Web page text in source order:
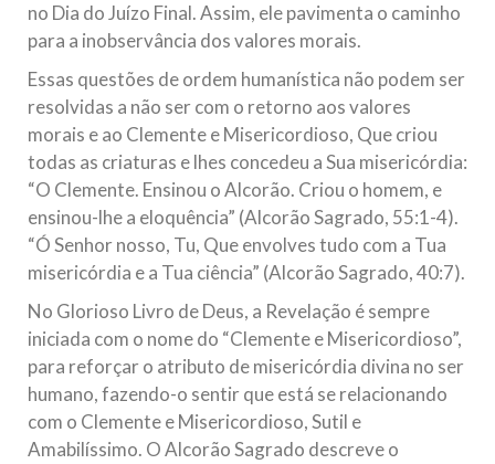
no Dia do Juízo Final. Assim, ele pavimenta o caminho
para a inobservância dos valores morais.
Essas questões de ordem humanística não podem ser
resolvidas a não ser com o retorno aos valores
morais e ao Clemente e Misericordioso, Que criou
todas as criaturas e lhes concedeu a Sua misericórdia:
“O Clemente. Ensinou o Alcorão. Criou o homem, e
ensinou-lhe a eloquência” (Alcorão Sagrado, 55:1-4).
“Ó Senhor nosso, Tu, Que envolves tudo com a Tua
misericórdia e a Tua ciência” (Alcorão Sagrado, 40:7).
No Glorioso Livro de Deus, a Revelação é sempre
iniciada com o nome do “Clemente e Misericordioso”,
para reforçar o atributo de misericórdia divina no ser
humano, fazendo-o sentir que está se relacionando
com o Clemente e Misericordioso, Sutil e
Amabilíssimo. O Alcorão Sagrado descreve o